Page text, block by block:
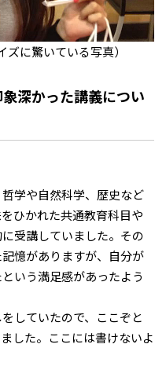
ズに驚いている写真）
深かった講義につい
学や自然科学、歴史など
ひかれた共通教育科目や
受講していました。その
憶がありますが、自分が
いう満足感があったよう
していたので、ここぞと
した。ここには書けないよ